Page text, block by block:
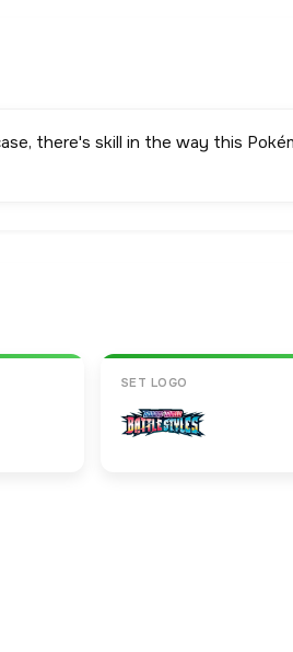
there's skill in the way this
SET LOGO